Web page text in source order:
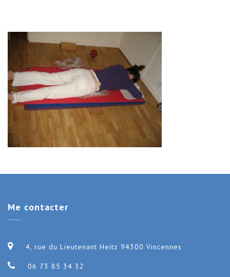
Me contacter
4, rue du Lieutenant Heitz 94300 Vincennes
06 73 85 34 32